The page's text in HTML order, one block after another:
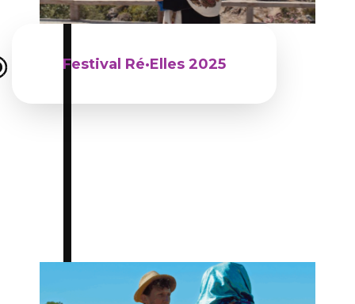
Du 09 mars 2025 au 16 mars 2025
Festival Ré·Elles 2025